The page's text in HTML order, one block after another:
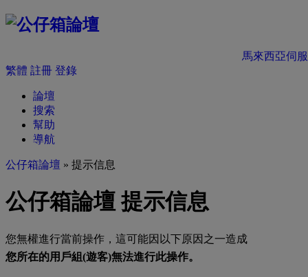
馬來西亞伺
繁體 註冊 登錄
論壇
搜索
幫助
導航
公仔箱論壇 » 提示信息
公仔箱論壇 提示信息
您無權進行當前操作，這可能因以下原因之一造成
您所在的用戶組(遊客)無法進行此操作。